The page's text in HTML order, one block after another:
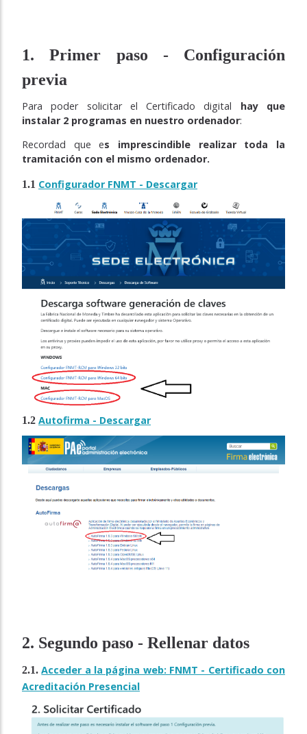
1. Primer paso - Configuración
previa
Para poder solicitar el Certificado digital hay que
instalar 2 programas en nuestro ordenador:
Recordad que es imprescindible realizar toda la
tramitación con el mismo ordenador.
1.1 Configurador FNMT - Descargar
1.2 Autofirma - Descargar
2. Segundo paso - Rellenar datos
2.1.Acceder a la página web: FNMT - Certificado con
Acreditación Presencial